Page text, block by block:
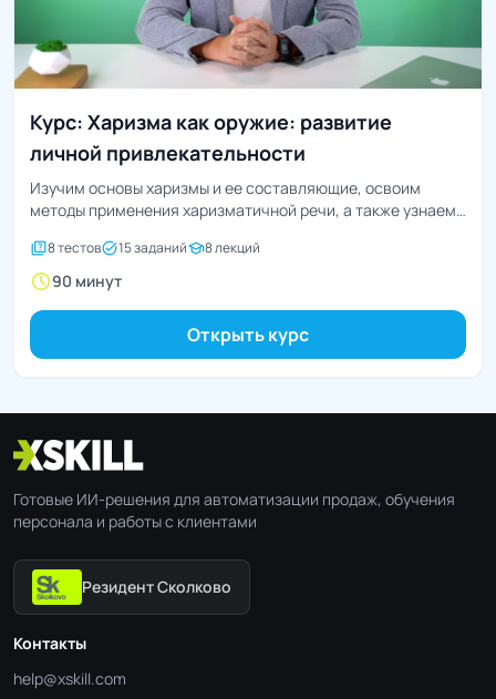
Курс: Харизма как оружие: развитие
личной привлекательности
Изучим основы харизмы и ее составляющие, освоим
методы применения харизматичной речи, а также узнаем,
quiz8 тестовtask_alt15 заданийschool8 лекций
schedule90 минут
Открыть курс
Готовые ИИ-решения для автоматизации продаж, обучения
персонала и работы с клиентами
Резидент Сколково
Контакты
help@xskill.com